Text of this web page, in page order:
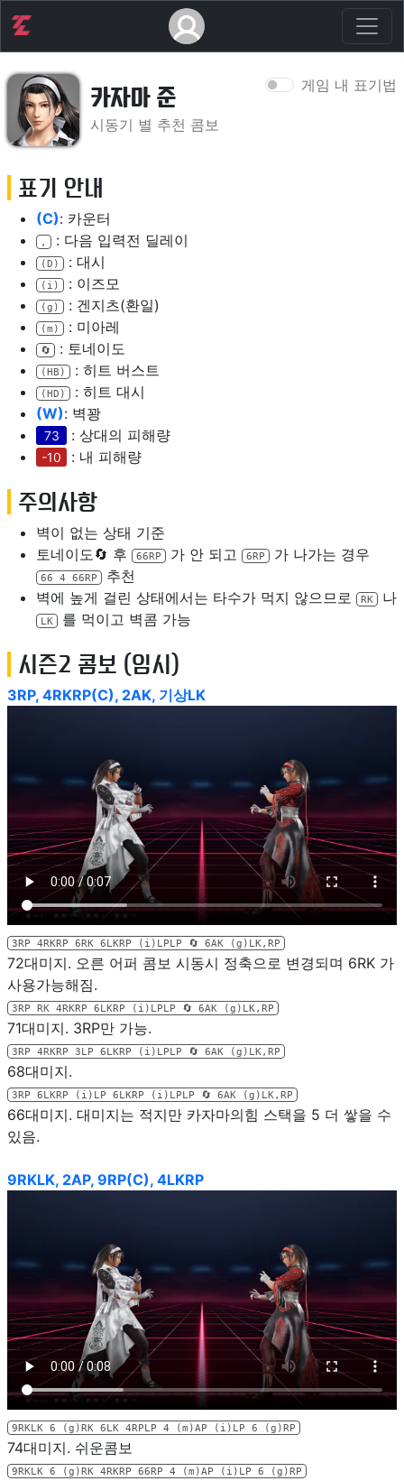
게임 내 표기법
카자마 준
시동기 별 추천 콤보
표기 안내
(C): 카운터
, : 다음 입력전 딜레이
(D) : 대시
(i) : 이즈모
(g) : 겐지츠(환일)
(m) : 미아레
🔄️ : 토네이도
(HB) : 히트 버스트
(HD)
: 히트 대시
(W): 벽꽝
73 : 상대의 피해량
-10 : 내 피해량
주의사항
벽이 없는 상태 기준
토네이도🔄️ 후
66RP 가 안 되고 6RP 가 나가는 경우
66 4 66RP
추천
벽에 높게 걸린 상태에서는 타수가 먹지 않으므로
RK 나
LK 를 먹이고 벽콤 가능
시즌2 콤보 (임시)
3RP, 4RKRP(C), 2AK, 기상LK
3RP 4RKRP 6RK 6LKRP (i)LPLP 🔄️ 6AK (g)LK,RP
72대미지. 오른 어퍼 콤보 시동시 정축으로 변경되며 6RK 가
사용가능해짐.
3RP RK 4RKRP 6LKRP (i)LPLP 🔄️ 6AK (g)LK,RP
71대미지. 3RP만 가능.
3RP 4RKRP 3LP 6LKRP (i)LPLP 🔄️ 6AK (g)LK,RP
68대미지.
3RP 6LKRP (i)LP 6LKRP (i)LPLP 🔄️ 6AK (g)LK,RP
66대미지. 대미지는 적지만 카자마의힘 스택을 5 더 쌓을 수
있음.
9RKLK, 2AP, 9RP(C), 4LKRP
9RKLK 6 (g)RK 6LK 4RPLP 4 (m)AP (i)LP 6 (g)RP
74대미지. 쉬운콤보
9RKLK 6 (g)RK 4RKRP 66RP 4 (m)AP (i)LP 6 (g)RP